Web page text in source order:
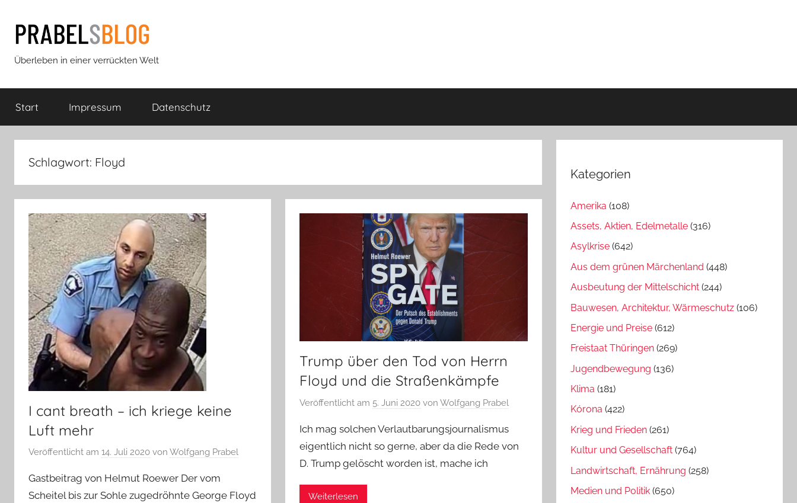
Inhalt
springen
Prabels
Blog
Überleben in einer verrückten Welt
Start Impressum Datenschutz
Schlagwort: Floyd
I cant breath – ich kriege keine
Luft mehr
Veröffentlicht am 14. Juli 2020 von Wolfgang Prabel
Gastbeitrag von Helmut Roewer Der vom
Scheitel bis zur Sohle zugedröhnte George Floyd
Trump über den Tod von Herrn
Floyd und die Straßenkämpfe
Veröffentlicht am 5. Juni 2020 vonWolfgang Prabel
Ich mag solchen Verlautbarungsjournalismus
eigentlich nicht so gerne, aber da die Rede von
D. Trump gelöscht worden ist, mache ich
Weiterlesen
Kategorien
Amerika (108)
Assets, Aktien, Edelmetalle (316)
Asylkrise (642)
Aus dem grünen Märchenland (448)
Ausbeutung der Mittelschicht (244)
Bauwesen, Architektur, Wärmeschutz (106)
Energie und Preise (612)
Freistaat Thüringen (269)
Jugendbewegung (136)
Klima (181)
Kórona (422)
Krieg und Frieden (261)
Kultur und Gesellschaft (764)
Landwirtschaft, Ernährung (258)
Medien und Politik (650)